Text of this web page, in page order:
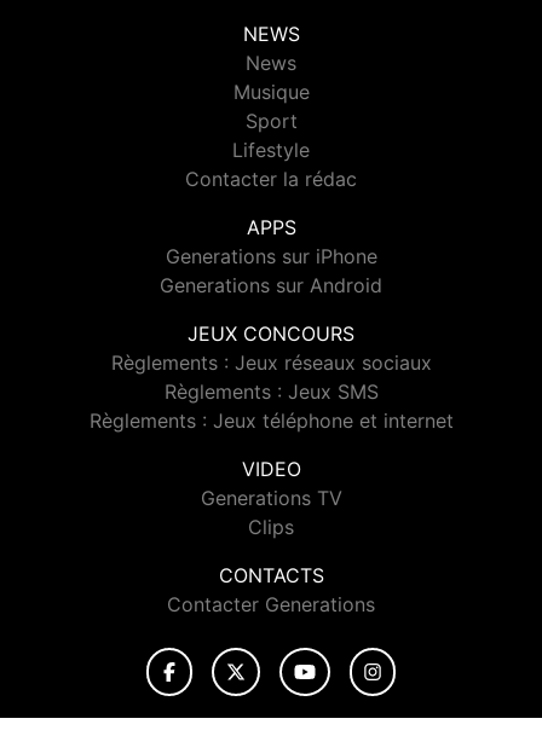
NEWS
News
Musique
Sport
Lifestyle
Contacter la rédac
APPS
Generations sur iPhone
Generations sur Android
JEUX CONCOURS
Règlements : Jeux réseaux sociaux
Règlements : Jeux SMS
Règlements : Jeux téléphone et internet
VIDEO
Generations TV
Clips
CONTACTS
Contacter Generations